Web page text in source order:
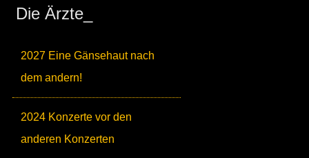
Die Ärzte_
2027 Eine Gänsehaut nach
dem andern!
2024 Konzerte vor den
anderen Konzerten